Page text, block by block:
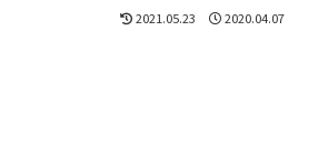
2021.05.23 2020.04.07